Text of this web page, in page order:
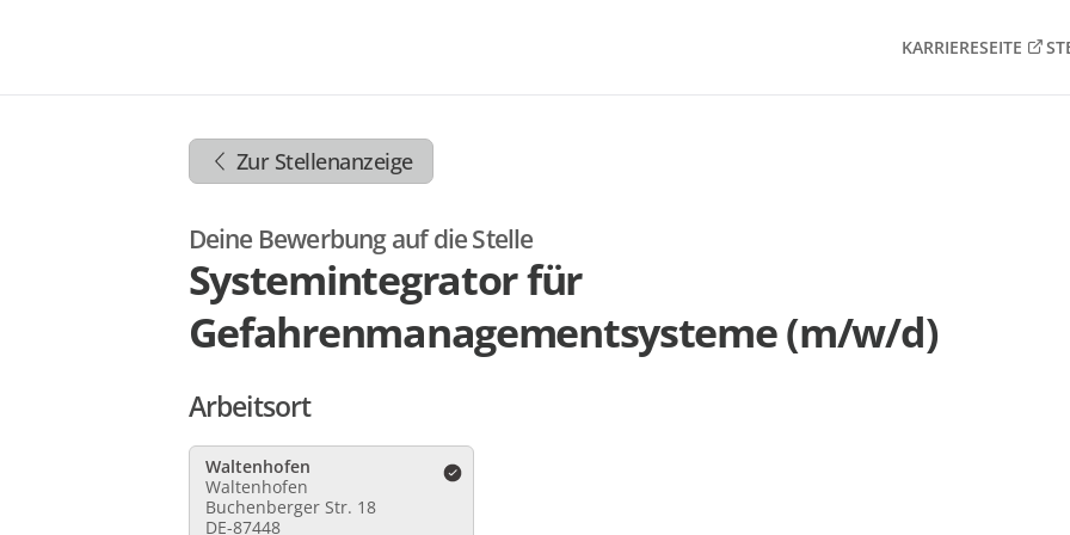
Zur
KARRIERESEITE
Zur Stellenanzeige
Deine Bewerbung auf die Stelle
Systemintegrator für
Gefahrenmanagementsysteme (m/w/d)
Arbeitsort
Waltenhofen
Waltenhofen
Buchenberger Str. 18
DE-87448